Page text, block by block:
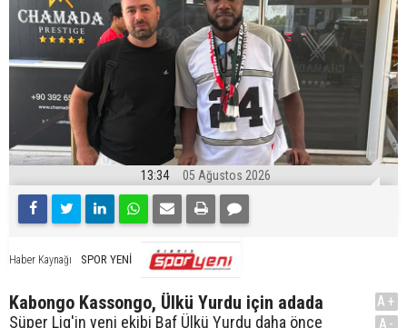
13:34 05 Ağustos 2026
Haber Kaynağı SPOR YENİ
Kabongo Kassongo, Ülkü Yurdu için adada
Süper Lig'in yeni ekibi Baf Ülkü Yurdu daha önce
A+
A-